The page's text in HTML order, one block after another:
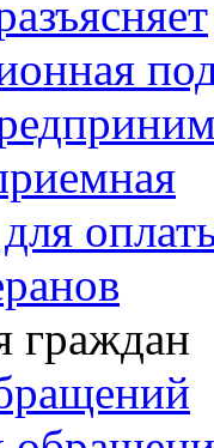
граждан